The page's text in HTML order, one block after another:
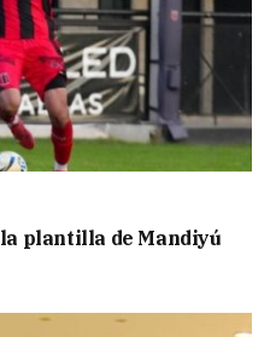
plantilla de Mandiyú